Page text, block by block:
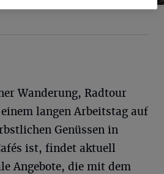
Wanderung, Radtour
langen Arbeitstag auf
Genüssen in
ist, findet aktuell
Angebote, die mit dem